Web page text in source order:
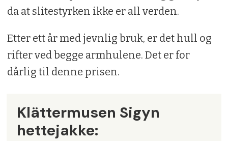
da at slitestyrken ikke er all verden.
Etter ett år med jevnlig bruk, er det hull og
rifter ved begge armhulene. Det er for
dårlig til denne prisen.
Klättermusen Sigyn
hettejakke: